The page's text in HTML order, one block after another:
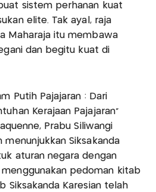
sistem perhanan kuat
elite. Tak ayal, raja
Maharaja itu membawa
dan begitu kuat di
Putih Pajajaran : Dari
Kerajaan Pajajaran"
Prabu Siliwangi
Siksakanda
aturan negara dengan
pedoman kitab
Siksakanda Karesian telah